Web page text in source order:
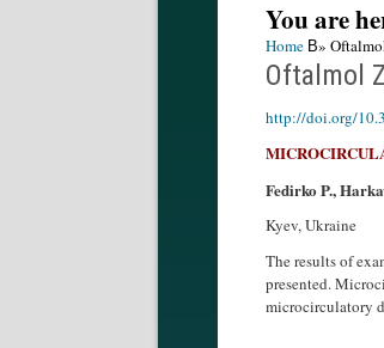
You are
Home В»
Oftalmol
http://doi.org/
Fedirko P.,
Kyev, Ukraine
The results of
presented.
microcirculatory